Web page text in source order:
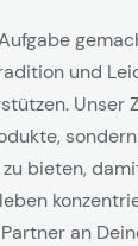
und
Unser
bieten,
an